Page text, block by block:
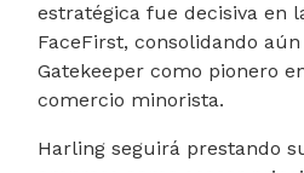
estratégica fue decisiva en
FaceFirst, consolidando
Gatekeeper como pionero
comercio minorista.
Harling seguirá prestando